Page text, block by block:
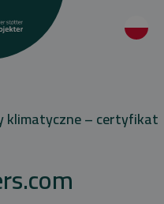
klimatyczne – certyfikat